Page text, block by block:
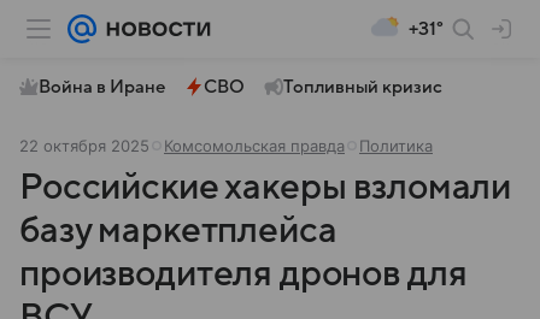
+31°
Война в Иране СВО Топливный кризис
22 октября 2025 Комсомольская правда Политика
Российские хакеры взломали
базу маркетплейса
производителя дронов для